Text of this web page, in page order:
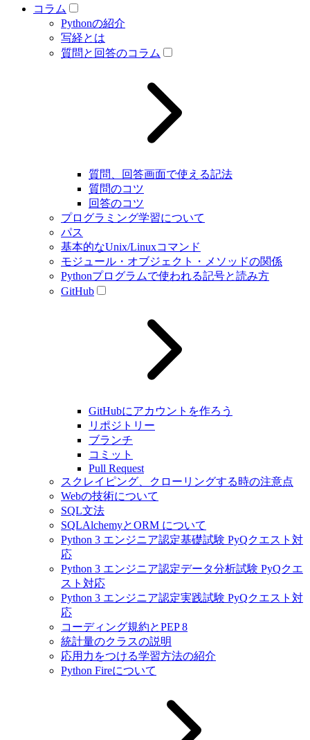
コラム
Pythonの紹介
写経とは
質問と回答のコラム
質問、回答画面で使える記法
質問のコツ
回答のコツ
プログラミング学習について
パス
基本的なUnix/Linuxコマンド
モジュール・オブジェクト・メソッドの関係
Pythonプログラムで使われる記号と読み方
GitHub
GitHubにアカウントを作ろう
リポジトリー
ブランチ
コミット
Pull Request
スクレイピング、クローリングする時の注意点
Webの技術について
SQL文法
SQLAlchemyとORM について
Python 3 エンジニア認定基礎試験 PyQクエスト対
応
Python 3 エンジニア認定データ分析試験 PyQクエ
スト対応
Python 3 エンジニア認定実践試験 PyQクエスト対
応
コーディング規約とPEP 8
統計量のクラスの説明
応用力をつける学習方法の紹介
Python Fireについて